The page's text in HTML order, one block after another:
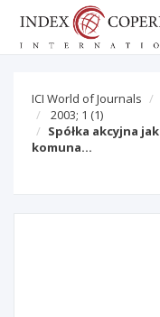
ICI World of Journals
2003; 1 (1)
Spółka akcyjna
komuna…